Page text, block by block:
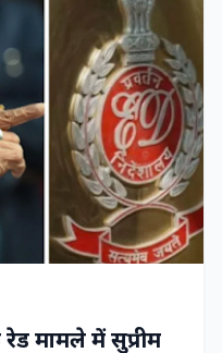
मामले में सुप्रीम